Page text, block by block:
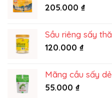
205.000 ₫
Sầu riêng sấy
120.000 ₫
Mãng cầu sấy
55.000 ₫